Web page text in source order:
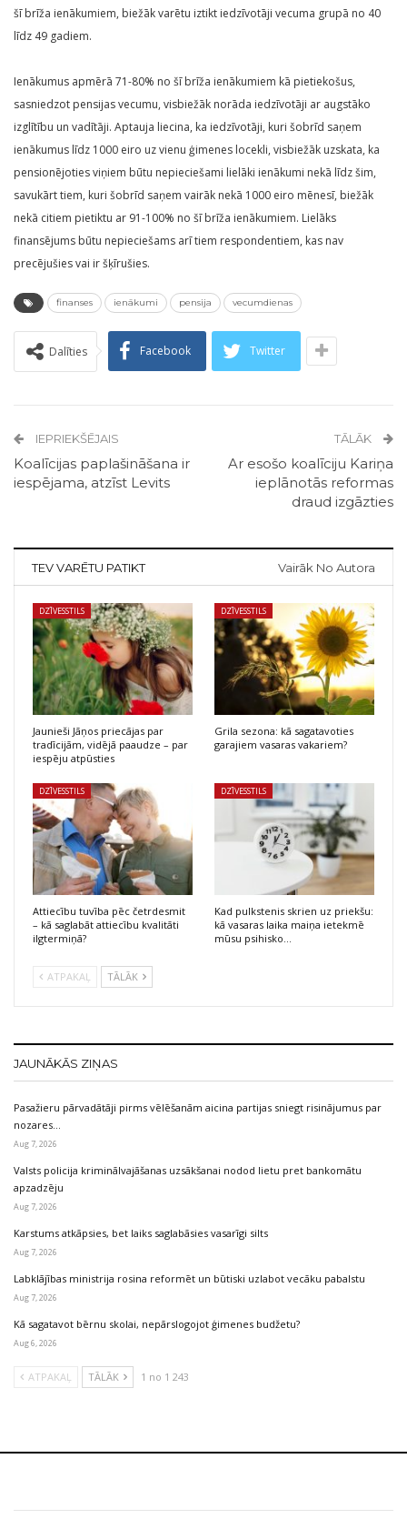
šī brīža ienākumiem, biežāk varētu iztikt iedzīvotāji vecuma grupā no 40
līdz 49 gadiem.
Ienākumus apmērā 71-80% no šī brīža ienākumiem kā pietiekošus,
sasniedzot pensijas vecumu, visbiežāk norāda iedzīvotāji ar augstāko
izglītību un vadītāji. Aptauja liecina, ka iedzīvotāji, kuri šobrīd saņem
ienākumus līdz 1000 eiro uz vienu ģimenes locekli, visbiežāk uzskata, ka
pensionējoties viņiem būtu nepieciešami lielāki ienākumi nekā līdz šim,
savukārt tiem, kuri šobrīd saņem vairāk nekā 1000 eiro mēnesī, biežāk
nekā citiem pietiktu ar 91-100% no šī brīža ienākumiem. Lielāks
finansējums būtu nepieciešams arī tiem respondentiem, kas nav
precējušies vai ir šķīrušies.
finanses ienākumi pensija vecumdienas
Dalīties Facebook Twitter
IEPRIEKŠĒJAIS
Koalīcijas paplašināšana ir
iespējama, atzīst Levits
TĀLĀK
Ar esošo koalīciju Kariņa
ieplānotās reformas
draud izgāzties
TEV VARĒTU PATIKT Vairāk No Autora
DZĪVESSTILS
Jaunieši Jāņos priecājas par
tradīcijām, vidējā paaudze – par
iespēju atpūsties
DZĪVESSTILS
Grila sezona: kā sagatavoties
garajiem vasaras vakariem?
DZĪVESSTILS
Attiecību tuvība pēc četrdesmit
– kā saglabāt attiecību kvalitāti
ilgtermiņā?
DZĪVESSTILS
Kad pulkstenis skrien uz priekšu:
kā vasaras laika maiņa ietekmē
mūsu psihisko…
ATPAKAĻ TĀLĀK
JAUNĀKĀS ZIŅAS
Pasažieru pārvadātāji pirms vēlēšanām aicina partijas sniegt risinājumus par
nozares…
Aug 7, 2026
Valsts policija kriminālvajāšanas uzsākšanai nodod lietu pret bankomātu
apzadzēju
Aug 7, 2026
Karstums atkāpsies, bet laiks saglabāsies vasarīgi silts
Aug 7, 2026
Labklājības ministrija rosina reformēt un būtiski uzlabot vecāku pabalstu
Aug 7, 2026
Kā sagatavot bērnu skolai, nepārslogojot ģimenes budžetu?
Aug 6, 2026
ATPAKAĻ TĀLĀK 1 no 1 243